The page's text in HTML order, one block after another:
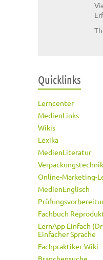
Quicklinks
Lerncenter
MedienLinks
Wikis
Lexika
MedienLiteratur
Online-Marketing-
MedienEnglisch
Fachbuch
LernApp Einfach
Einfacher Sprache
Fachpraktiker-Wiki